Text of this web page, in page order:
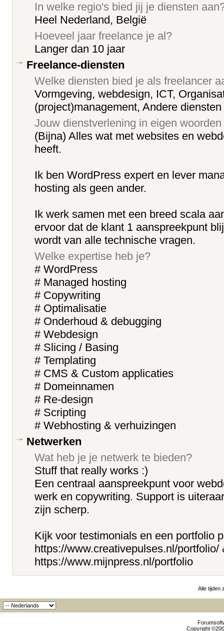
In welke regio's bied jij je diensten
Heel Nederland, België
Hoeveel jaar freelance je al?
Langer dan 10 jaar
Freelance-diensten
Welke diensten bied je als freelancer
Vormgeving, webdesign, ICT,
(project)management, Andere diensten
Jouw dienstverlening in eigen woorden
(Bijna) Alles wat met websites en
heeft.
Ik ben WordPress expert en lever
hosting als geen ander.
Ik werk samen met een breed scala
ervoor dat de klant 1 aanspreekpunt
wordt van alle technische vragen.
Welke expertise heb je?
# WordPress
# Managed hosting
# Copywriting
# Optimalisatie
# Onderhoud & debugging
# Webdesign
# Slicing / Basing
# Templating
# CMS & Custom applicaties
# Domeinnamen
# Re-design
# Scripting
# Webhosting & verhuizingen
Netwerken
Wat heb je je netwerk te bieden?
Stuff that really works :)
Een centraal aanspreekpunt voor
werk en copywriting. Support is
zijn scherp.
Kijk voor testimonials en een portfolio
https://www.creativepulses.nl/portfolio/
https://www.mijnpress.nl/portfolio
Alle tijden
Copyright